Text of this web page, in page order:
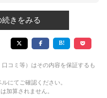
きをみる
コミ等）はその内容を保証するも
にてご確認ください。
加算されません。